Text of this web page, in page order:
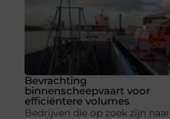
Bevrachting
binnenscheepvaart voor
efficiëntere volumes
Bedrijven die op zoek zijn naar